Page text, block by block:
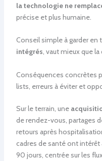
la technologie ne
précise et plus humaine.
Conseil simple à garder en
intégrés, vaut mieux que
Conséquences concrètes
lists, erreurs à éviter et
Sur le terrain, une
de rendez-vous, partages
retours après
cadres de santé ont intérêt
90 jours, centrée sur les